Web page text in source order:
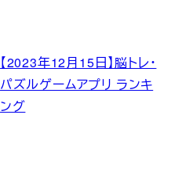
【2023年12月15日】脳トレ・
パズルゲームアプリ ランキ
ング